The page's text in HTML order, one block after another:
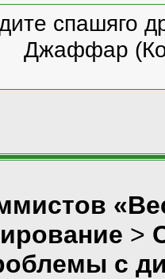
спашяго
>
с